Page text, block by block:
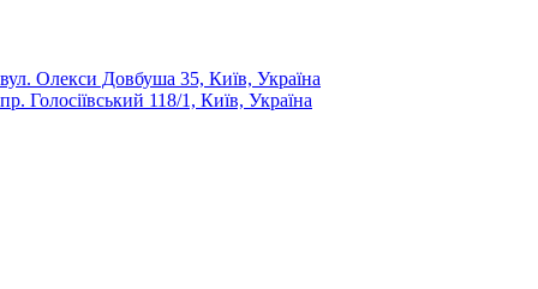
вул. Олекси Довбуша 35, Київ, Україна
пр. Голосіївський 118/1, Київ, Україна